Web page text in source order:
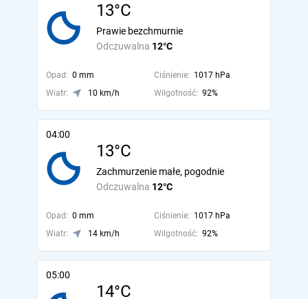
13°C
Odczuwalna 12°C
Prawie bezchmurnie
Opad: 0 mm Ciśnienie: 1017 hPa
Wiatr:
10 km/h Wilgotność: 92%
04:00
13°C
Odczuwalna 12°C
Zachmurzenie małe, pogodnie
Opad: 0 mm Ciśnienie: 1017 hPa
Wiatr:
14 km/h Wilgotność: 92%
05:00
14°C